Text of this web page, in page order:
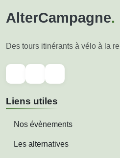
AlterCampagne.
Des tours itinérants à vélo à la
Liens utiles
Nos évènements
Les alternatives